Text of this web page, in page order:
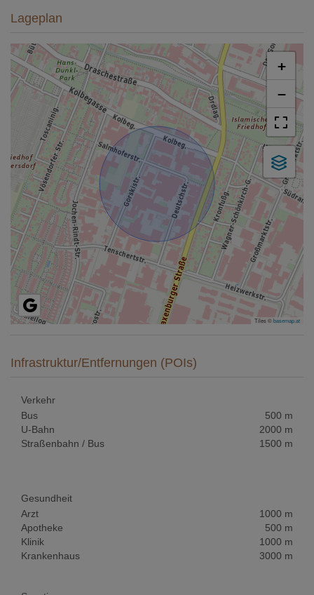
Lageplan
+
−
Tiles ©basemap.at
Infrastruktur/Entfernungen (POIs)
Verkehr
Bus
500 m
U-Bahn
2000 m
Straßenbahn / Bus
1500 m
Gesundheit
Arzt
1000 m
Apotheke
500 m
Klinik
1000 m
Krankenhaus
3000 m